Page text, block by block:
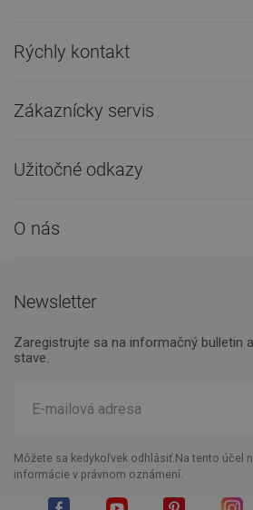
Rýchly kontakt
Zákaznícky servis
Užitočné odkazy
O nás
Newsletter
Zaregistrujte sa na informačný bulletin
stave.
Môžete sa kedykoľvek odhlásiť.Na tento účel
informácie v právnom oznámení.